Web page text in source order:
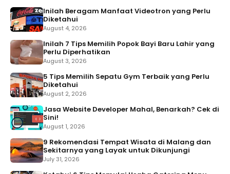
Inilah Beragam Manfaat Videotron yang Perlu
Diketahui
August 4, 2026
Inilah 7 Tips Memilih Popok Bayi Baru Lahir yang
Perlu Diperhatikan
August 3, 2026
5 Tips Memilih Sepatu Gym Terbaik yang Perlu
Diketahui
August 2, 2026
Jasa Website Developer Mahal, Benarkah? Cek di
Sini!
August 1, 2026
9 Rekomendasi Tempat Wisata di Malang dan
Sekitarnya yang Layak untuk Dikunjungi
July 31, 2026